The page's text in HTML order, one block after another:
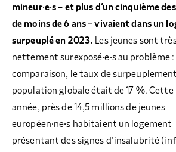
mineur·e·s – et plus d’un cinquième
de moins de 6 ans – vivaient dans un
surpeuplé en 2023. Les jeunes sont
nettement surexposé·e·s au problème
comparaison, le taux de
population globale était de 17 %. Cette
année, près de 14,5 millions de jeunes
européen·ne·s habitaient un logement
présentant des signes d’insalubrité